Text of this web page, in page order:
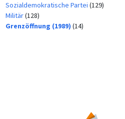
Sozialdemokratische Partei (129)
Militär(128)
Grenzöffnung (1989) (14)